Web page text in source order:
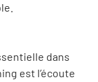
dans
est l’écoute